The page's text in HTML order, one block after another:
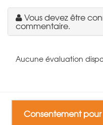
Vous devez être
commentaire.
Aucune évaluation
Consentement